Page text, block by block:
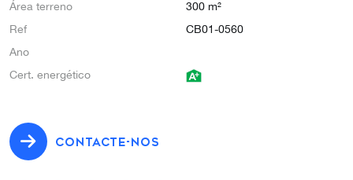
Área terreno
300 m²
Ref
CB01-0560
Ano
Cert. energético
CONTACTE-NOS